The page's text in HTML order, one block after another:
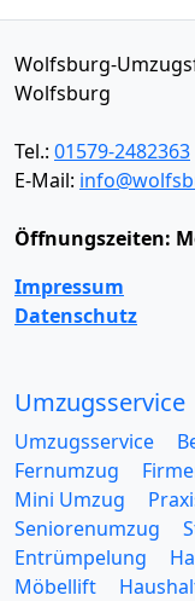
Wolfsburg-
Wolfsburg
Tel.: 01579-2482363
E-Mail:
Öffnungszeiten:
Impressum
Datenschutz
Umzugsservice
Umzugsservice
Fernumzug
Mini Umzug
Seniorenumzug
Entrümpelung
Möbellift